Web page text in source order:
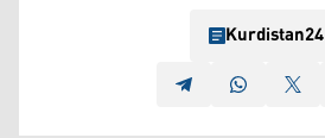
Kurdistan24